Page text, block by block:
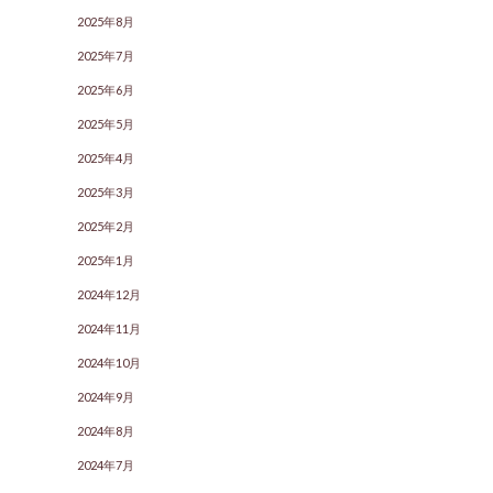
2025年8月
2025年7月
2025年6月
2025年5月
2025年4月
2025年3月
2025年2月
2025年1月
2024年12月
2024年11月
2024年10月
2024年9月
2024年8月
2024年7月